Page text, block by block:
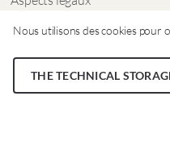
Nous utilisons des cookies pour
THE TECHNICAL
Protection des données